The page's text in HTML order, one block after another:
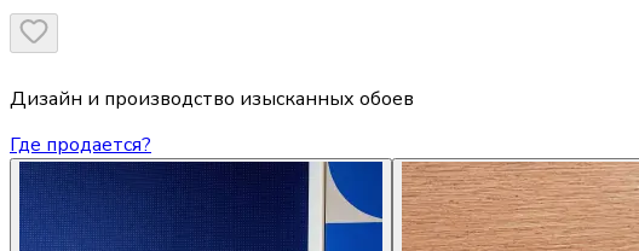
Дизайн и производство изысканных обоев
Где продается?